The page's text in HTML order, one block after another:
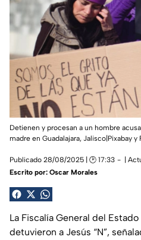
Detienen y procesan a un hombre
madre en Guadalajara, Jalisco|Pixabay y
Publicado 28/08/2025 | 🕑 17:33 |
Escrito por: Oscar Morales
La Fiscalía General del
detuvieron a Jesús “N”,